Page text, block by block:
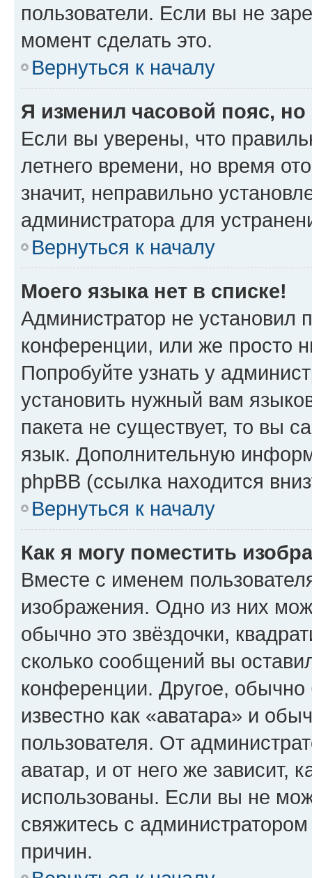
пользователи. Если вы не
момент сделать это.
Вернуться к началу
Я изменил часовой пояс,
Если вы уверены, что
летнего времени, но время
значит, неправильно
администратора для
Вернуться к началу
Моего языка нет в списке!
Администратор не установил
конференции, или же просто
Попробуйте узнать у
установить нужный вам
пакета не существует, то вы
язык. Дополнительную
phpBB (ссылка находится
Вернуться к началу
Как я могу поместить
Вместе с именем
изображения. Одно из них
обычно это звёздочки,
сколько сообщений вы
конференции. Другое,
известно как «аватара» и
пользователя. От
аватар, и от него же зависит,
использованы. Если вы не
свяжитесь с
причин.